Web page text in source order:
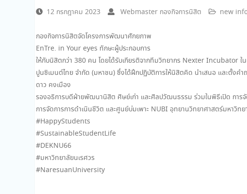
12 กรกฎาคม 2023 Webmaster กองกิจการนิสิต new
กองกิจการนิสิตจัดโครงการพัฒนาศักยภาพ
EnTre. in Your eyes ทักษะผู้ประกอบการ
ให้กับนิสิตกว่า 380 คน โดยได้รับเกียรติจากทีมวิทยากร Nexter Incubator ใ
ปูนซิเมนต์ไทย จำกัด (มหาชน) ซึ่งได้ฝึกปฏิบัติการให้นิสิตคิด นำเสนอ และตั้งค
ดาว คงเมือง
รองอธิการบดีฝ่ายพัฒนานิสิต ศิษย์เก่า และศิลปวัฒนธรรม ร่วมในพิธีเปิด การจั
การจัดการการดำเนินชีวิต และศูนย์บ่มเพาะ NUBI อุทยานวิทยาศาสตร์มหาวิทย
#HappyStudents
#SustainableStudentLife
#DEKNU66
#มหาวิทยาลัยนเรศวร
#NaresuanUniversity